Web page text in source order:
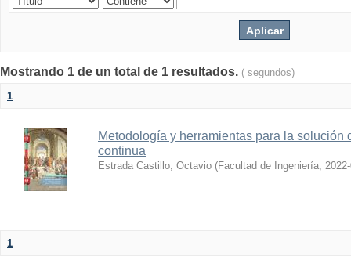
Mostrando 1 de un total de 1 resultados. ( segundos)
1
Metodología y herramientas para la solución
continua
Estrada Castillo, Octavio (Facultad de Ingeniería,
1